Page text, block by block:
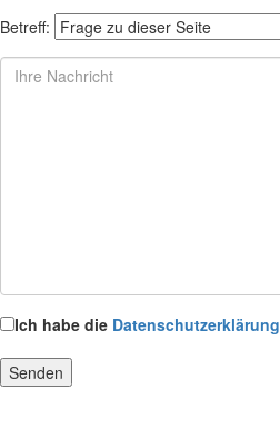
Betreff:
Ich habe die Datenschutzerklärung